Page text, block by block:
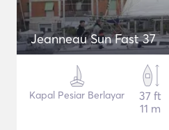
Jeanneau Sun Fast 37
Kapal Pesiar Berlayar
37 ft
11 m